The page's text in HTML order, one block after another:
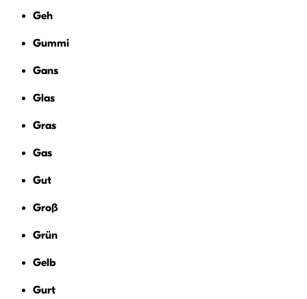
Geh
Gummi
Gans
Glas
Gras
Gas
Gut
Groß
Grün
Gelb
Gurt